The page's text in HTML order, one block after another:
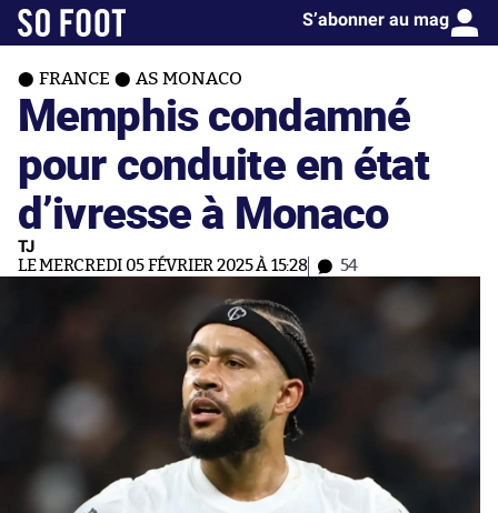
S’abonner au mag
FRANCE AS MONACO
Memphis condamné
pour conduite en état
d’ivresse à Monaco
TJ
LE MERCREDI 05 FÉVRIER 2025 À 15:28 54